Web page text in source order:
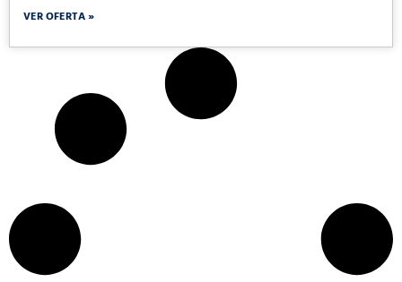
VER OFERTA »